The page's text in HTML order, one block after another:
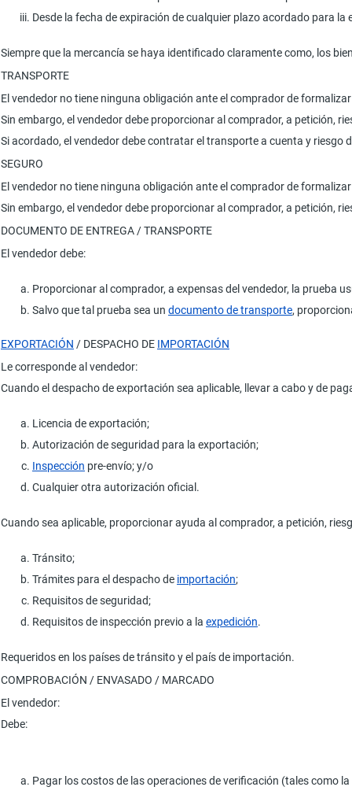
Desde la fecha de expiración de cualquier plazo acordado para la
Siempre que la mercancía se haya identificado claramente como, los
TRANSPORTE
El vendedor no tiene ninguna obligación ante el comprador de
Sin embargo, el vendedor debe proporcionar al comprador, a petición,
Si acordado, el vendedor debe contratar el transporte a cuenta y
SEGURO
El vendedor no tiene ninguna obligación ante el comprador de
Sin embargo, el vendedor debe proporcionar al comprador, a petición,
DOCUMENTO DE ENTREGA / TRANSPORTE
El vendedor debe:
Proporcionar al comprador, a expensas del vendedor, la prueba
Salvo que tal prueba sea un documento de transporte,
EXPORTACIÓN / DESPACHO DE IMPORTACIÓN
Le corresponde al vendedor:
Cuando el despacho de exportación sea aplicable, llevar a cabo y de
Licencia de exportación;
Autorización de seguridad para la exportación;
Inspección pre-envío; y/o
Cualquier otra autorización oficial.
Cuando sea aplicable, proporcionar ayuda al comprador, a petición,
Tránsito;
Trámites para el despacho de importación;
Requisitos de seguridad;
Requisitos de inspección previo a la expedición.
Requeridos en los países de tránsito y el país de importación.
COMPROBACIÓN / ENVASADO / MARCADO
El vendedor:
Debe:
Pagar los costos de las operaciones de verificación (tales como